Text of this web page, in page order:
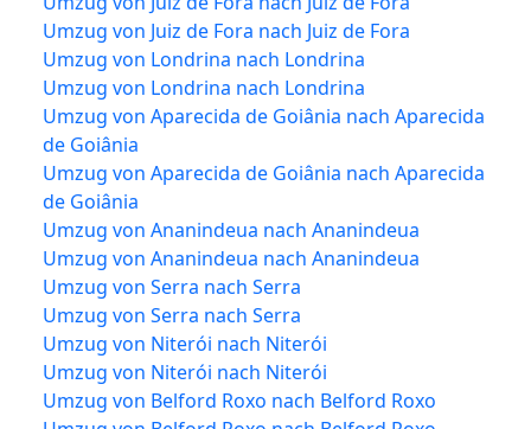
Umzug von Juiz de Fora nach Juiz de Fora
Umzug von Londrina nach Londrina
Umzug von Londrina nach Londrina
Umzug von Aparecida de Goiânia nach Aparecida
de Goiânia
Umzug von Aparecida de Goiânia nach Aparecida
de Goiânia
Umzug von Ananindeua nach Ananindeua
Umzug von Ananindeua nach Ananindeua
Umzug von Serra nach Serra
Umzug von Serra nach Serra
Umzug von Niterói nach Niterói
Umzug von Niterói nach Niterói
Umzug von Belford Roxo nach Belford Roxo